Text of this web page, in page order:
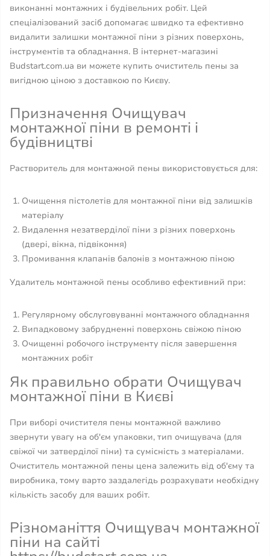
виконанні монтажних і будівельних робіт. Цей
спеціалізований засіб допомагає швидко та ефективно
видалити залишки монтажної піни з різних поверхонь,
інструментів та обладнання. В інтернет-магазині
Budstart.com.ua ви можете купить очиститель пены за
вигідною ціною з доставкою по Києву.
Призначення Очищувач
монтажної піни в ремонті і
будівництві
Растворитель для монтажной пены використовується для:
Очищення пістолетів для монтажної піни від залишків
матеріалу
Видалення незатверділої піни з різних поверхонь
(двері, вікна, підвіконня)
Промивання клапанів балонів з монтажною піною
Удалитель монтажной пены особливо ефективний при:
Регулярному обслуговуванні монтажного обладнання
Випадковому забрудненні поверхонь свіжою піною
Очищенні робочого інструменту після завершення
монтажних робіт
Як правильно обрати Очищувач
монтажної піни в Києві
При виборі очистителя пены монтажной важливо
звернути увагу на об'єм упаковки, тип очищувача (для
свіжої чи затверділої піни) та сумісність з матеріалами.
Очиститель монтажной пены цена залежить від об'єму та
виробника, тому варто заздалегідь розрахувати необхідну
кількість засобу для ваших робіт.
Різноманіття Очищувач монтажної
піни на сайті